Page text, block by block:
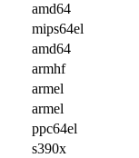
amd64
mips64el
amd64
armhf
armel
armel
ppc64el
s390x